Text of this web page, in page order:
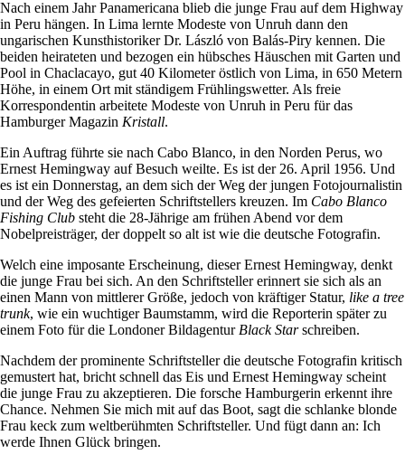
Nach einem Jahr Panamericana blieb die junge Frau auf dem Highway
in Peru hängen. In Lima lernte Modeste von Unruh dann den
ungarischen Kunsthistoriker Dr. László von Balás-Piry kennen. Die
beiden heirateten und bezogen ein hübsches Häuschen mit Garten und
Pool in Chaclacayo, gut 40 Kilometer östlich von Lima, in 650 Metern
Höhe, in einem Ort mit ständigem Frühlingswetter. Als freie
Korrespondentin arbeitete Modeste von Unruh in Peru für das
Hamburger Magazin Kristall.
Ein Auftrag führte sie nach Cabo Blanco, in den Norden Perus, wo
Ernest Hemingway auf Besuch weilte. Es ist der 26. April 1956. Und
es ist ein Donnerstag, an dem sich der Weg der jungen Fotojournalistin
und der Weg des gefeierten Schriftstellers kreuzen. Im Cabo Blanco
Fishing Club steht die 28-Jährige am frühen Abend vor dem
Nobelpreisträger, der doppelt so alt ist wie die deutsche Fotografin.
Welch eine imposante Erscheinung, dieser Ernest Hemingway, denkt
die junge Frau bei sich. An den Schriftsteller erinnert sie sich als an
einen Mann von mittlerer Größe, jedoch von kräftiger Statur, like a tree
trunk, wie ein wuchtiger Baumstamm, wird die Reporterin später zu
einem Foto für die Londoner Bildagentur Black Starschreiben.
Nachdem der prominente Schriftsteller die deutsche Fotografin kritisch
gemustert hat, bricht schnell das Eis und Ernest Hemingway scheint
die junge Frau zu akzeptieren. Die forsche Hamburgerin erkennt ihre
Chance. Nehmen Sie mich mit auf das Boot, sagt die schlanke blonde
Frau keck zum weltberühmten Schriftsteller. Und fügt dann an: Ich
werde Ihnen Glück bringen.